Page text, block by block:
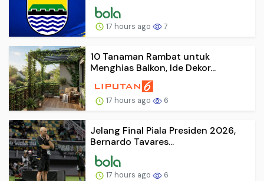
17 hours ago 7
10 Tanaman Rambat untuk
Menghias Balkon, Ide Dekor...
17 hours ago 6
Jelang Final Piala Presiden 2026,
Bernardo Tavares...
17 hours ago 6